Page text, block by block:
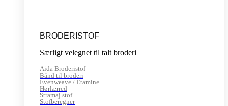
BRODERISTOF
Særligt velegnet til talt broderi
Aida Broderistof
Bånd til broderi
Evenweave / Etamine
Hørlærred
Stramaj stof
Stofberegner